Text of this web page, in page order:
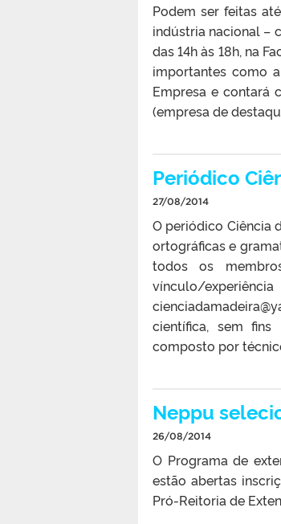
Podem ser feitas
indústria nacional –
das 14h às 18h, na
importantes como
Empresa e contará
(empresa de
Periódico
27/08/2014
O periódico Ciência
ortográficas e
todos os
vínculo/
científica, sem
composto por
Neppu
26/08/2014
O Programa de
estão abertas
Pró-Reitoria de